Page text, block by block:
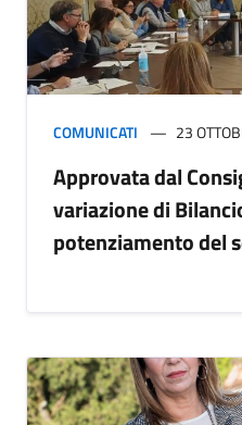
COMUNICATI 23
Approvata dal
variazione di
potenziamento del